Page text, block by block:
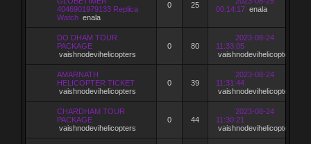
4046901979133 Replica
Watch enala
0 25
00:14:17 enala
DO DHAM TOUR
PACKAGE
vaishnodevihelicopters
0 80
2023-08-24
11:33:05
vaishnodevihelicopters
AMARNATH
HELICOPTER TICKET
vaishnodevihelicopters
0 39
2023-08-24
11:31:44
vaishnodevihelicopters
CHARDHAM TOUR
PACKAGE
vaishnodevihelicopters
0 44
2023-08-24
11:30:21
vaishnodevihelicopters